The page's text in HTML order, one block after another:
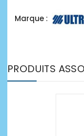
Marque :
PRODUITS